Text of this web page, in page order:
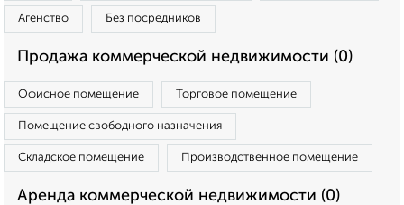
Агенство Без посредников
Продажа коммерческой недвижимости (0)
Офисное помещение Торговое помещение
Помещение свободного назначения
Складское помещение Производственное помещение
Аренда коммерческой недвижимости (0)